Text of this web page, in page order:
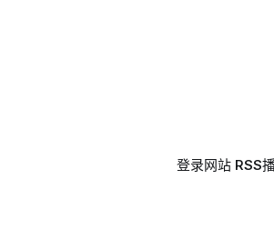
登录网站 RSS